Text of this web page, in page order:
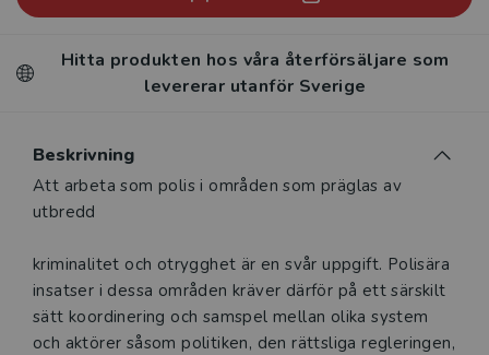
Hitta produkten hos våra återförsäljare som
levererar utanför Sverige
Beskrivning
Beskrivning
Att arbeta som polis i områden som präglas av
utbredd
kriminalitet och otrygghet är en svår uppgift. Polisära
insatser i dessa områden kräver därför på ett särskilt
sätt koordinering och samspel mellan olika system
och aktörer såsom politiken, den rättsliga regleringen,